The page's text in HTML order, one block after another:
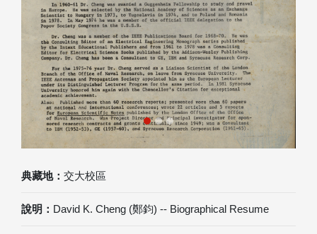
典藏地： 交大校區
說明： David K. Cheng (鄭鈞) -- Biographical Resume